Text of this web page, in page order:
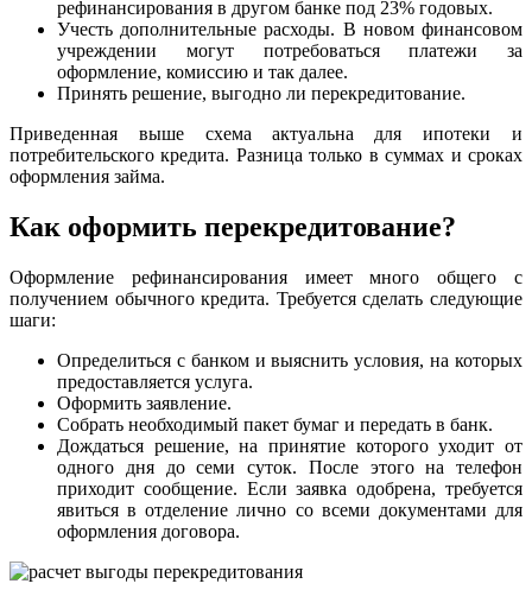
рефинансирования в другом банке под 23% годовых.
Учесть дополнительные расходы. В новом финансовом
учреждении могут потребоваться платежи за
оформление, комиссию и так далее.
Принять решение, выгодно ли перекредитование.
Приведенная выше схема актуальна для ипотеки и
потребительского кредита. Разница только в суммах и сроках
оформления займа.
Как оформить перекредитование?
Оформление рефинансирования имеет много общего с
получением обычного кредита. Требуется сделать следующие
шаги:
Определиться с банком и выяснить условия, на которых
предоставляется услуга.
Оформить заявление.
Собрать необходимый пакет бумаг и передать в банк.
Дождаться решение, на принятие которого уходит от
одного дня до семи суток. После этого на телефон
приходит сообщение. Если заявка одобрена, требуется
явиться в отделение лично со всеми документами для
оформления договора.